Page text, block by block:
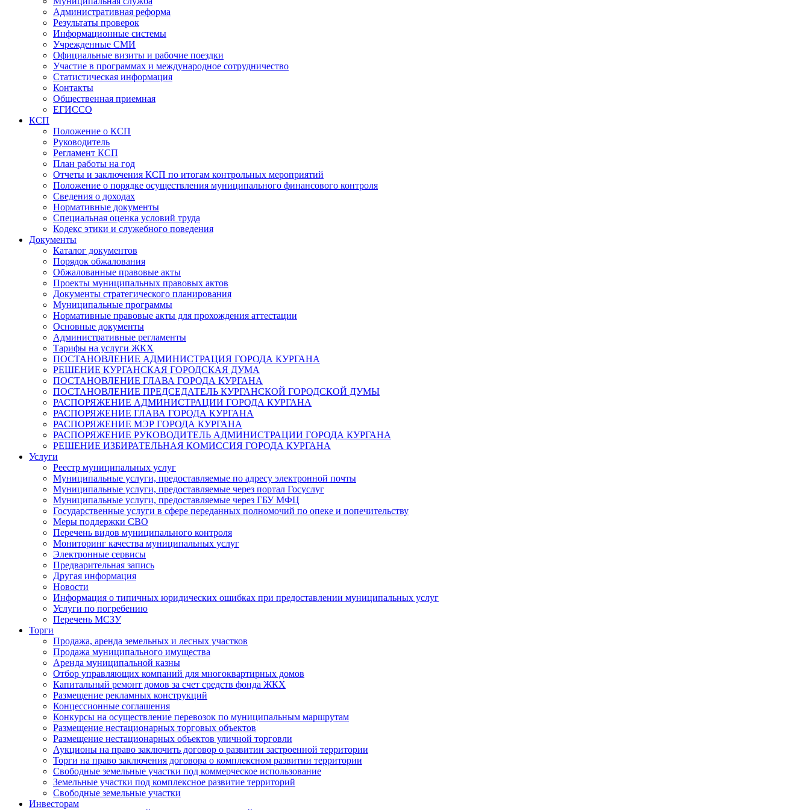
Административная реформа
Результаты проверок
Информационные системы
Учрежденные СМИ
Официальные визиты и рабочие поездки
Участие в программах и международное сотрудничество
Статистическая информация
Контакты
Общественная приемная
ЕГИССО
КСП
Положение о КСП
Руководитель
Регламент КСП
План работы на год
Отчеты и заключения КСП по итогам контрольных мероприятий
Положение о порядке осуществления муниципального финансового контроля
Сведения о доходах
Нормативные документы
Специальная оценка условий труда
Кодекс этики и служебного поведения
Документы
Каталог документов
Порядок обжалования
Обжалованные правовые акты
Проекты муниципальных правовых актов
Документы стратегического планирования
Муниципальные программы
Нормативные правовые акты для прохождения аттестации
Основные документы
Административные регламенты
Тарифы на услуги ЖКХ
ПОСТАНОВЛЕНИЕ АДМИНИСТРАЦИЯ ГОРОДА КУРГАНА
РЕШЕНИЕ КУРГАНСКАЯ ГОРОДСКАЯ ДУМА
ПОСТАНОВЛЕНИЕ ГЛАВА ГОРОДА КУРГАНА
ПОСТАНОВЛЕНИЕ ПРЕДСЕДАТЕЛЬ КУРГАНСКОЙ ГОРОДСКОЙ ДУМЫ
РАСПОРЯЖЕНИЕ АДМИНИСТРАЦИИ ГОРОДА КУРГАНА
РАСПОРЯЖЕНИЕ ГЛАВА ГОРОДА КУРГАНА
РАСПОРЯЖЕНИЕ МЭР ГОРОДА КУРГАНА
РАСПОРЯЖЕНИЕ РУКОВОДИТЕЛЬ АДМИНИСТРАЦИИ ГОРОДА КУРГАНА
РЕШЕНИЕ ИЗБИРАТЕЛЬНАЯ КОМИССИЯ ГОРОДА КУРГАНА
Услуги
Реестр муниципальных услуг
Муниципальные услуги, предоставляемые по адресу электронной почты
Муниципальные услуги, предоставляемые через портал Госуслуг
Муниципальные услуги, предоставляемые через ГБУ МФЦ
Государственные услуги в сфере переданных полномочий по опеке и попечительству
Меры поддержки СВО
Перечень видов муниципального контроля
Мониторинг качества муниципальных услуг
Электронные сервисы
Предварительная запись
Другая информация
Новости
Информация о типичных юридических ошибках при предоставлении муниципальных услуг
Услуги по погребению
Перечень МСЗУ
Торги
Продажа, аренда земельных и лесных участков
Продажа муниципального имущества
Аренда муниципальной казны
Отбор управляющих компаний для многоквартирных домов
Капитальный ремонт домов за счет средств фонда ЖКХ
Размещение рекламных конструкций
Концессионные соглашения
Конкурсы на осуществление перевозок по муниципальным маршрутам
Размещение нестационарных торговых объектов
Размещение нестационарных объектов уличной торговли
Аукционы на право заключить договор о развитии застроенной территории
Торги на право заключения договора о комплексном развитии территории
Свободные земельные участки под коммерческое использование
Земельные участки под комплексное развитие территорий
Свободные земельные участки
Инвесторам